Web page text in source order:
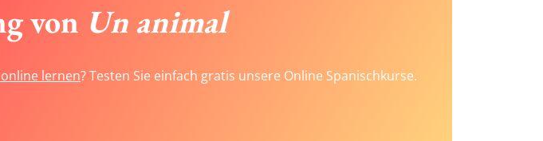
von Un animal
lernen? Testen Sie einfach gratis unsere Online Spanischkurse.